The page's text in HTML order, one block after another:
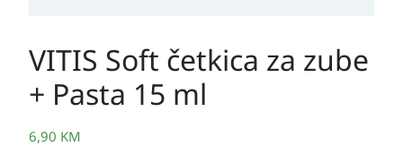
VITIS Soft četkica za zube
+ Pasta 15 ml
6,90 KM